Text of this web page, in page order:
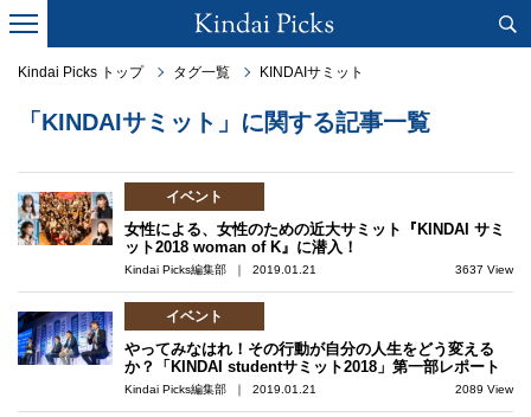
Kindai Picks トップ タグ一覧 KINDAIサミット
「KINDAIサミット」に関する記事一覧
イベント
女性による、女性のための近大サミット『KINDAI サミ
ット2018 woman of K』に潜入！
Kindai Picks編集部 ｜ 2019.01.21 3637 View
イベント
やってみなはれ！その行動が自分の人生をどう変える
か？「KINDAI studentサミット2018」第一部レポート
Kindai Picks編集部 ｜ 2019.01.21 2089 View